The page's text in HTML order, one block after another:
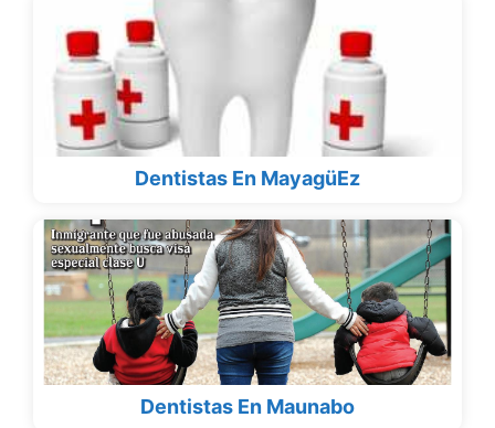
Dentistas En MayagüEz
Dentistas En Maunabo